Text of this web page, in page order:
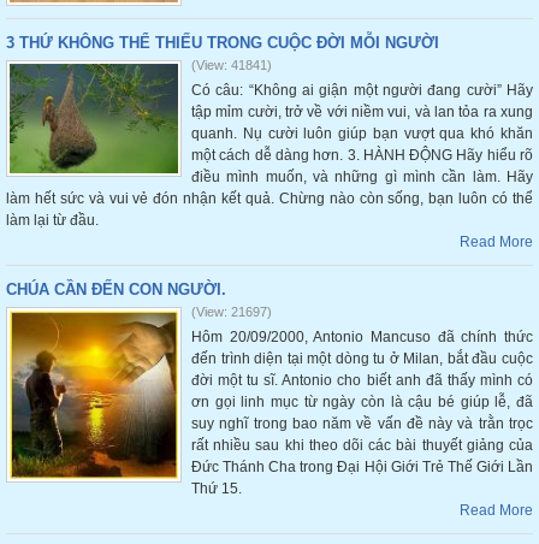
3 THỨ KHÔNG THỂ THIẾU TRONG CUỘC ĐỜI MỖI NGƯỜI
(View: 41841)
Có câu: “Không ai giận một người đang cười” Hãy
tập mỉm cười, trở về với niềm vui, và lan tỏa ra xung
quanh. Nụ cười luôn giúp bạn vượt qua khó khăn
một cách dễ dàng hơn. 3. HÀNH ĐỘNG Hãy hiểu rõ
điều mình muốn, và những gì mình cần làm. Hãy
làm hết sức và vui vẻ đón nhận kết quả. Chừng nào còn sống, bạn luôn có thể
làm lại từ đầu.
Read More
CHÚA CẦN ĐẾN CON NGƯỜI.
(View: 21697)
Hôm 20/09/2000, Antonio Mancuso đã chính thức
đến trình diện tại một dòng tu ở Milan, bắt đầu cuộc
đời một tu sĩ. Antonio cho biết anh đã thấy mình có
ơn gọi linh mục từ ngày còn là cậu bé giúp lễ, đã
suy nghĩ trong bao năm về vấn đề này và trằn trọc
rất nhiều sau khi theo dõi các bài thuyết giảng của
Đức Thánh Cha trong Đại Hội Giới Trẻ Thế Giới Lần
Thứ 15.
Read More